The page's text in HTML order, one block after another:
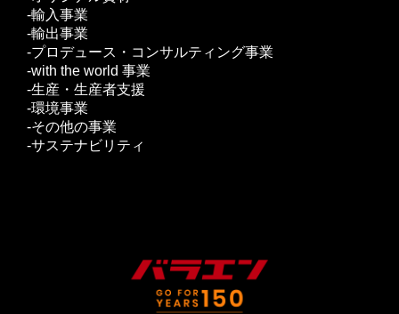
輸入事業
輸出事業
プロデュース・コンサルティング事業
with the world 事業
生産・生産者支援
環境事業
その他の事業
サステナビリティ